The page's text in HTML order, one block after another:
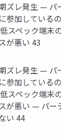
ズレ発生 — パ
参加している
スペック端末
が悪い 43
ズレ発生 — パ
参加している
スペック端末
が悪い — パー
い 44